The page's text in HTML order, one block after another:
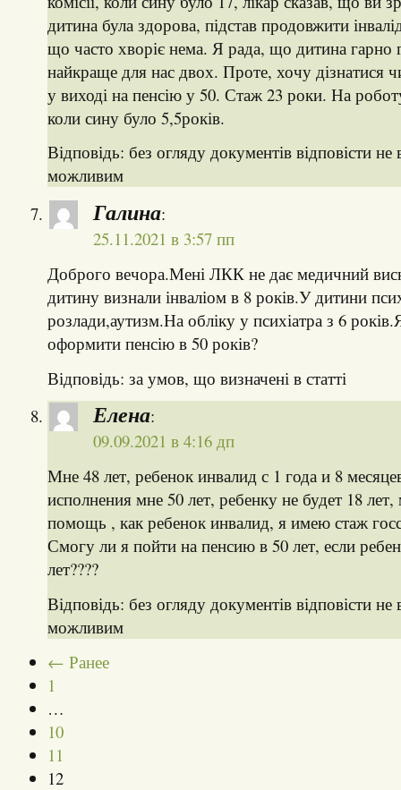
дитина була здорова, підстав продовжити
що часто хворіє нема. Я рада, що дитина гарно
найкраще для нас двох. Проте, хочу дізнатися
у виході на пенсію у 50. Стаж 23 роки. На
коли сину було 5,5років.
Відповідь: без огляду документів відповісти не
можливим
Галина:
25.11.2021 в 3:57 пп
Доброго вечора.Мені ЛКК не дає медичний
дитину визнали інваліом в 8 років.У дитини
розлади,аутизм.На обліку у психіатра з 6
оформити пенсію в 50 років?
Відповідь: за умов, що визначені в статті
Елена:
09.09.2021 в 4:16 дп
Мне 48 лет, ребенок инвалид с 1 года и 8
исполнения мне 50 лет, ребенку не будет 18
помощь , как ребенок инвалид, я имею стаж
Смогу ли я пойти на пенсию в 50 лет, если
лет????
Відповідь: без огляду документів відповісти не
можливим
← Ранее
1
…
10
11
12